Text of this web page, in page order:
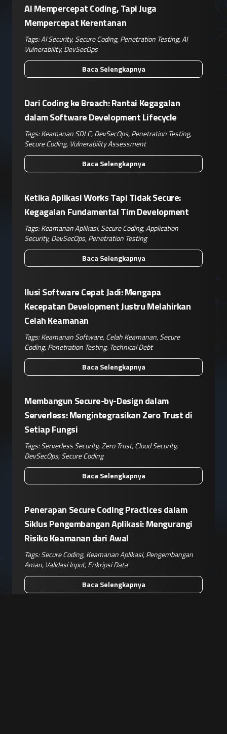
AI Mempercepat Coding, Tapi Juga
Mempercepat Kerentanan
Tags:AI Security,Secure Coding,Penetration Testing,AI
Vulnerability,DevSecOps
Baca Selengkapnya
Dari Coding ke Breach: Rantai Kegagalan
dalam Software Development Lifecycle
Tags:Keamanan SDLC,DevSecOps,Penetration Testing,
Secure Coding, Vulnerability Assessment
Baca Selengkapnya
Ketika Aplikasi Works Tapi Tidak Secure:
Kegagalan Fundamental Tim Development
Tags:Keamanan Aplikasi,Secure Coding,Application
Security,DevSecOps,Penetration Testing
Baca Selengkapnya
Ilusi Software Cepat Jadi: Mengapa
Kecepatan Development Justru Melahirkan
Celah Keamanan
Tags:Keamanan Software,Celah Keamanan,Secure
Coding,Penetration Testing, Technical Debt
Baca Selengkapnya
Membangun Secure-by-Design dalam
Serverless: Mengintegrasikan Zero Trust di
Setiap Fungsi
Tags:Serverless Security,Zero Trust,Cloud Security,
DevSecOps,Secure Coding
Baca Selengkapnya
Penerapan Secure Coding Practices dalam
Siklus Pengembangan Aplikasi: Mengurangi
Risiko Keamanan dari Awal
Tags:Secure Coding,Keamanan Aplikasi,Pengembangan
Aman, Validasi Input,Enkripsi Data
Baca Selengkapnya